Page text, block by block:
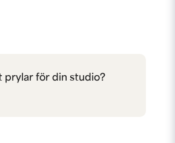
prylar för din studio?